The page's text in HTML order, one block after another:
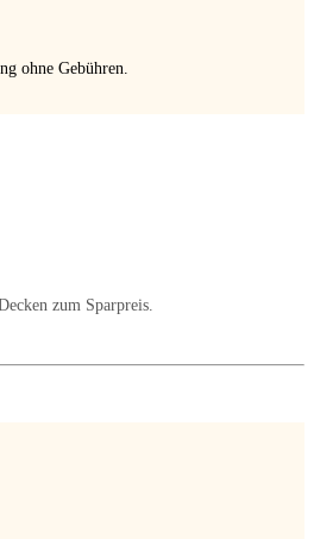
ohne Gebühren.
zum Sparpreis.